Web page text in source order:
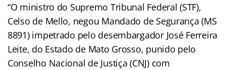
“O ministro do Supremo Tribunal Federal (STF),
Celso de Mello, negou Mandado de Segurança (MS
8891) impetrado pelo desembargador José Ferreira
Leite, do Estado de Mato Grosso, punido pelo
Conselho Nacional de Justiça (CNJ) com